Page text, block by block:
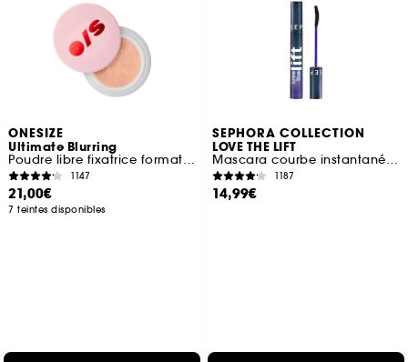
ONESIZE
Ultimate Blurring
Poudre libre fixatrice format voyage
1147
21,00€
7 teintes disponibles
SEPHORA COLLECTION
LOVE THE LIFT
Mascara courbe instantanée et volume lifté
1187
14,99€